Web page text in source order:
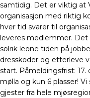
samtidig. Det er viktig at
organisasjon med riktig
hver tid svarer til
leveres medlemmer.
solrik leone tiden på
dresskoder og etterleve
start. Påmeldingsfrist:
mølla og kun 6 plasser!
gjester fra hele